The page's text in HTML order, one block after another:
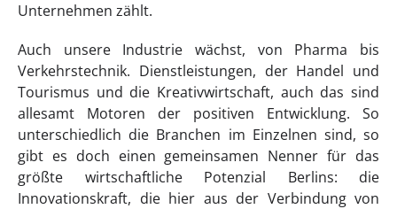
Unternehmen zählt.
Auch unsere Industrie wächst, von Pharma bis
Verkehrstechnik. Dienstleistungen, der Handel und
Tourismus und die Kreativwirtschaft, auch das sind
allesamt Motoren der positiven Entwicklung. So
unterschiedlich die Branchen im Einzelnen sind, so
gibt es doch einen gemeinsamen Nenner für das
größte wirtschaftliche Potenzial Berlins: die
Innovationskraft, die hier aus der Verbindung von